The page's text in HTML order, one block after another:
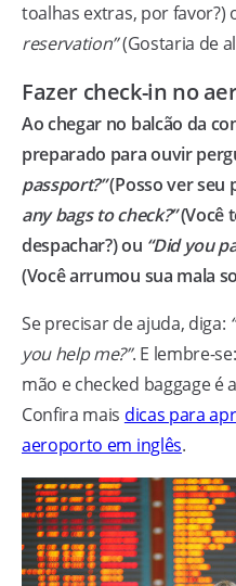
toalhas extras, por favor?)
reservation”(Gostaria de
Fazer check-in no
Ao chegar no balcão da
preparado para ouvir
passport?”(Posso ver seu
any bags to check?”(Você
despachar?) ou “Did you
(Você arrumou sua mala
Se precisar de ajuda, diga:
you help me?”. E lembre-
mão e checked baggage é
Confira mais dicas para
aeroporto em inglês.